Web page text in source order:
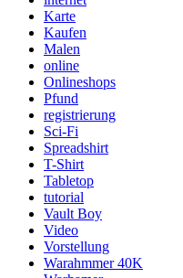
Karte
Kaufen
Malen
online
Onlineshops
Pfund
registrierung
Sci-Fi
Spreadshirt
T-Shirt
Tabletop
tutorial
Vault Boy
Video
Vorstellung
Warahmmer 40K